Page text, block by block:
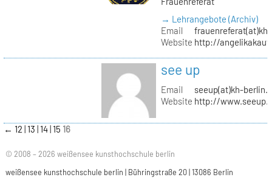
→ Lehrangebote (Archiv)
Email
Website http://
see up
Email
seeup(at)kh-
Website http://
← 12 13 14 15 16
© 2008 – 2026 weißensee kunsthochschule berlin
weißensee kunsthochschule berlin | Bühringstraße 20 | 13086 Berlin